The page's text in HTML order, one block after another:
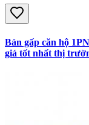
Bán gấp căn hộ
giá tốt nhất thị